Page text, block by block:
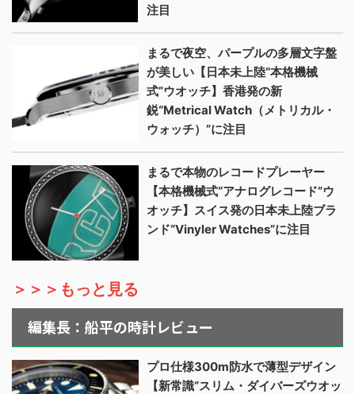
注目
まるで夜空、パープルの多層文字盤
が美しい【日本未上陸“本格機械
式”ウオッチ】香港発の新
鋭“Metrical Watch（メトリカル・
ウォッチ）”に注目
まるで本物のレコードプレーヤー
【本格機械式“アナログレコード”ウ
オッチ】スイス発の日本未上陸ブラ
ンド“Vinyler Watches”に注目
＞＞＞もっと見る
編集長：船平の時計レビュー
プロ仕様300m防水で薄型デザイン
【新常識“スリム・ダイバーズウオッ